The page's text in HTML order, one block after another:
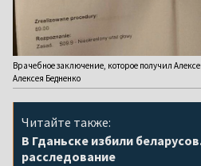
Врачебное заключение, которое получил
Алексея Бедненко
Читайте также:
В Гданьске избили
расследование